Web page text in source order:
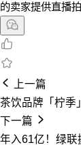
的卖家提供直播
上一篇
茶饮品牌「柠季
下一篇
年入61亿！绿联